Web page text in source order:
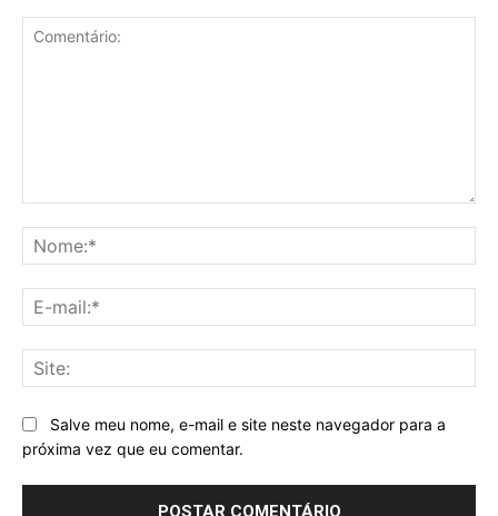
Salve meu nome, e-mail e site neste navegador para a
próxima vez que eu comentar.